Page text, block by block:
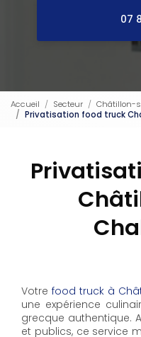
07
Accueil Secteur
Châtillon-
Privatisation food truck
Votre food truck à
une expérience
grecque authentique.
et publics, ce service